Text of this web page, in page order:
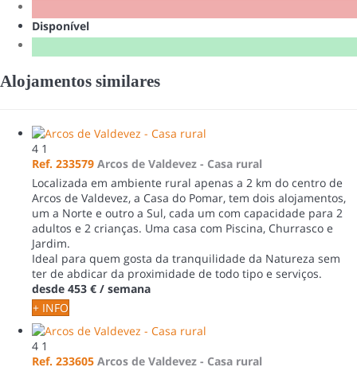
Disponível
Alojamentos similares
4 1
Ref. 233579 Arcos de Valdevez - Casa rural
Localizada em ambiente rural apenas a 2 km do centro de
Arcos de Valdevez, a Casa do Pomar, tem dois alojamentos,
um a Norte e outro a Sul, cada um com capacidade para 2
adultos e 2 crianças. Uma casa com Piscina, Churrasco e
Jardim.
Ideal para quem gosta da tranquilidade da Natureza sem
ter de abdicar da proximidade de todo tipo e serviços.
desde 453 € / semana
+ INFO
4 1
Ref. 233605 Arcos de Valdevez - Casa rural